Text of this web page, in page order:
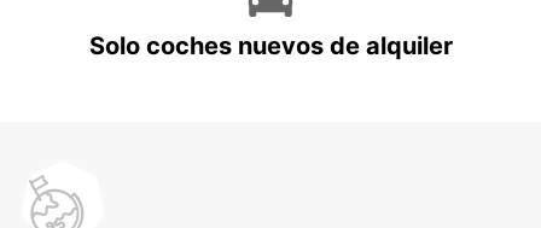
Solo coches nuevos de alquiler